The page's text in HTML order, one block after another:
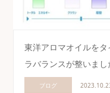
東洋アロマオイルを
ラバランスが整いま
ブログ